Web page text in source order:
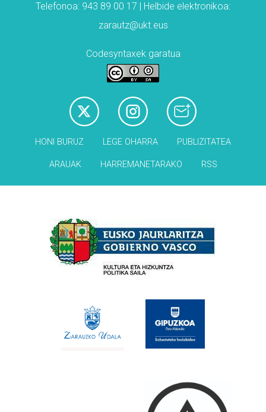
Telefonoa: 943 89 00 17 | Helbide elektronikoa:
zarautz@ukt.eus
Codesyntaxek garatua
HONI BURUZ LEGE OHARRA PUBLIZITATEA
ARAUAK HARREMANETARAKO RSS